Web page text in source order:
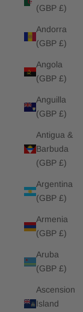
(GBP £)
Andorra
(GBP £)
Angola
(GBP £)
Anguilla
(GBP £)
Antigua &
Barbuda
(GBP £)
Argentina
(GBP £)
Armenia
(GBP £)
Aruba
(GBP £)
Ascension
Island